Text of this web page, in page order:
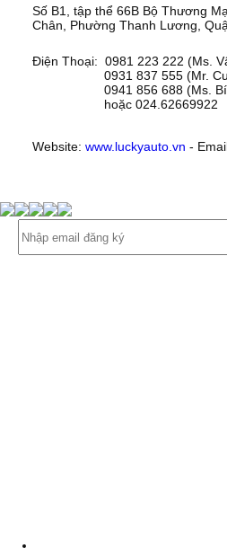
Số B1, tập thể 66B Bộ Thương
Chân, Phường Thanh Lương,
Điện Thoại: 0981 223 222 (Ms.
0931 837 555 (Mr.
0941 856 688 (Ms.
hoặc 024.62669922
Website: www.luckyauto.vn -